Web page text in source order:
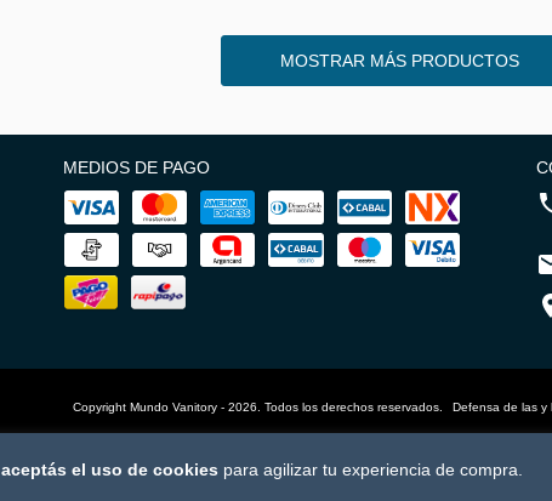
aceptás el uso de cookies para agilizar tu experiencia de compra.
MOSTRAR MÁS PRODUCTOS
MEDIOS DE PAGO
Copyright Mundo Vanitory - 2026. Todos los derechos reservados. Defensa de las y